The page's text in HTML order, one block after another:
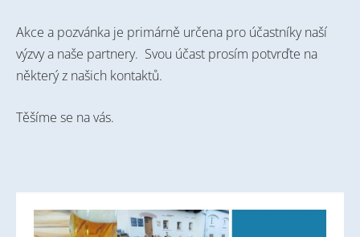
Akce a pozvánka je primárně určena pro účastníky naší
výzvy a naše partnery. Svou účast prosím potvrďte na
některý z našich kontaktů.
Těšíme se na vás.